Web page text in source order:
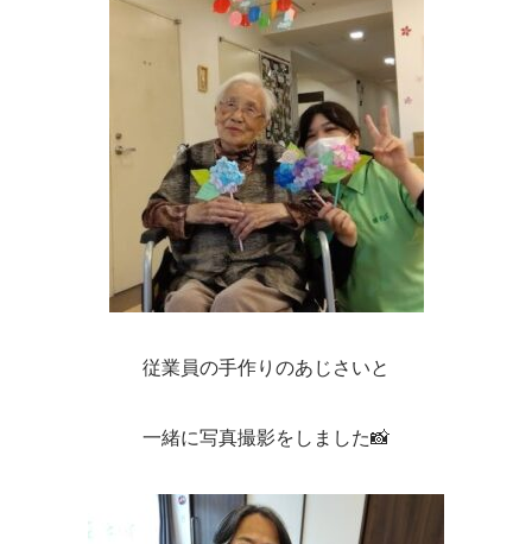
従業員の手作りのあじさいと
一緒に写真撮影をしました📸